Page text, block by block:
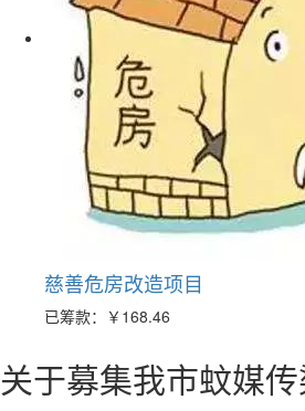
慈善危房改造项目
已筹款： ￥168.46
关于募集我市蚊媒